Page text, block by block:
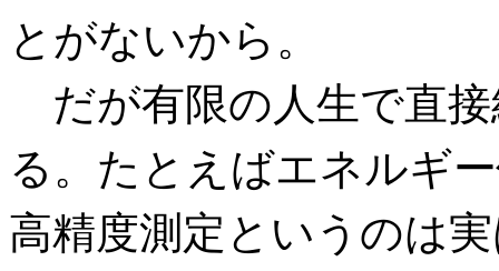
とがないから。
だが有限の人生で直
る。たとえばエネルギ
高精度測定というのは